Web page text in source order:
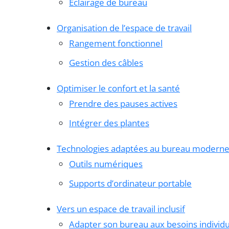
Organisation de l’espace de travail
Rangement fonctionnel
Gestion des câbles
Optimiser le confort et la santé
Prendre des pauses actives
Intégrer des plantes
Technologies adaptées au bureau moderne
Outils numériques
Supports d’ordinateur portable
Vers un espace de travail inclusif
Adapter son bureau aux besoins